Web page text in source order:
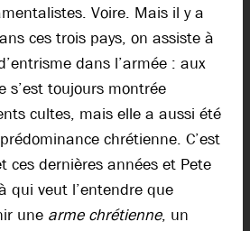
Voire. Mais il y a
ces trois pays, on assiste à
dans l’armée : aux
s’est toujours montrée
cultes, mais elle a aussi été
chrétienne. C’est
ces dernières années et Pete
qui veut l’entendre que
une arme chrétienne, un